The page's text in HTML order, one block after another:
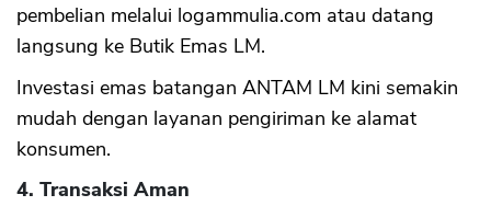
pembelian melalui logammulia.com atau datang
langsung ke Butik Emas LM.
Investasi emas batangan ANTAM LM kini semakin
mudah dengan layanan pengiriman ke alamat
konsumen.
4. Transaksi Aman